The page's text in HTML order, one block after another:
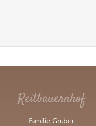
Reitbauernhof
Familie Gruber